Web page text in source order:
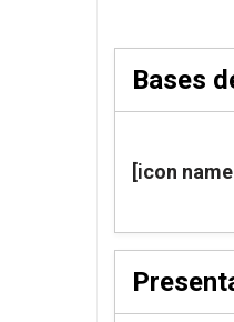
Bases
[icon